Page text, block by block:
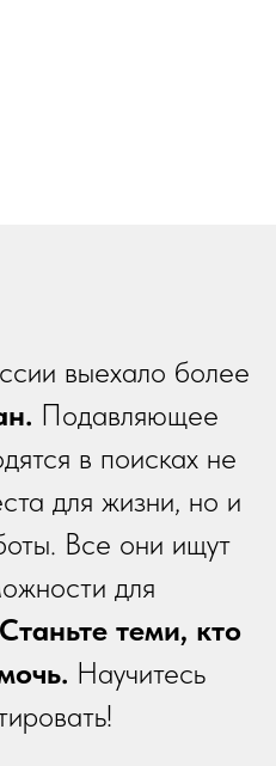
выехало более
Подавляющее
в поисках не
для жизни, но и
Все они ищут
для
Станьте теми, кто
Научитесь